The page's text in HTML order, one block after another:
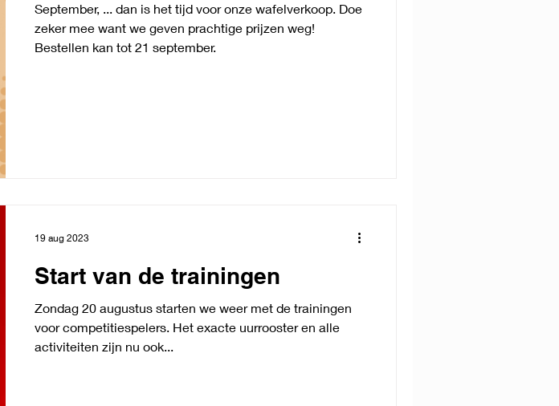
September, ... dan is het tijd voor onze wafelverkoop. Doe
zeker mee want we geven prachtige prijzen weg!
Bestellen kan tot 21 september.
Start van de trainingen
Zondag 20 augustus starten we weer met de trainingen
voor competitiespelers. Het exacte uurrooster en alle
activiteiten zijn nu ook...
19 aug 2023